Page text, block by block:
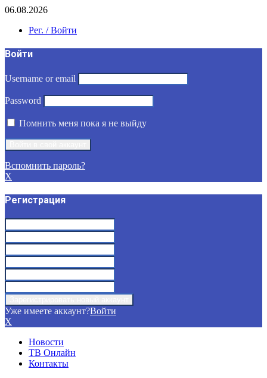
06.08.2026
Рег. / Войти
Войти
Username or email
Password
Помнить меня пока я не выйду
Вспомнить пароль?
X
Регистрация
Уже имеете аккаунт?Войти
X
Новости
ТВ Онлайн
Контакты